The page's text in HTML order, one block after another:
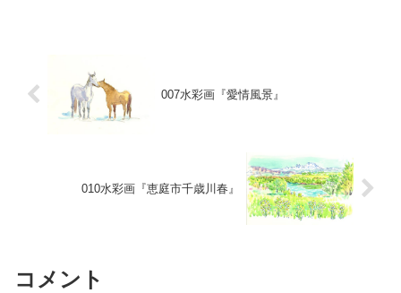
007水彩画『愛情風景』
010水彩画『恵庭市千歳川春』
コメント